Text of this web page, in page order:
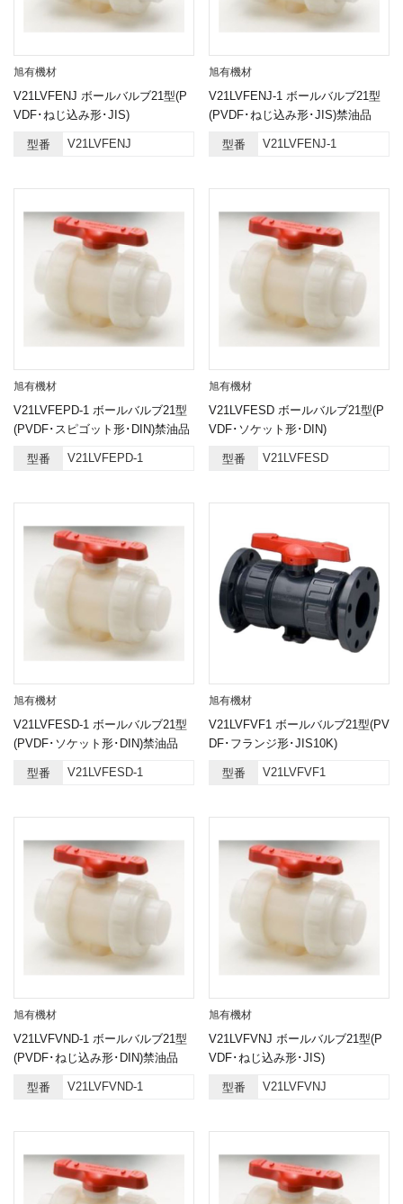
旭有機材
V21LVFENJ ボールバルブ21型(P
VDF･ねじ込み形･JIS)
型番 V21LVFENJ
旭有機材
V21LVFENJ-1 ボールバルブ21型
(PVDF･ねじ込み形･JIS)禁油品
型番 V21LVFENJ-1
旭有機材
V21LVFEPD-1 ボールバルブ21型
(PVDF･スピゴット形･DIN)禁油品
型番 V21LVFEPD-1
旭有機材
V21LVFESD ボールバルブ21型(P
VDF･ソケット形･DIN)
型番 V21LVFESD
旭有機材
V21LVFESD-1 ボールバルブ21型
(PVDF･ソケット形･DIN)禁油品
型番 V21LVFESD-1
旭有機材
V21LVFVF1 ボールバルブ21型(PV
DF･フランジ形･JIS10K)
型番 V21LVFVF1
旭有機材
V21LVFVND-1 ボールバルブ21型
(PVDF･ねじ込み形･DIN)禁油品
型番 V21LVFVND-1
旭有機材
V21LVFVNJ ボールバルブ21型(P
VDF･ねじ込み形･JIS)
型番 V21LVFVNJ